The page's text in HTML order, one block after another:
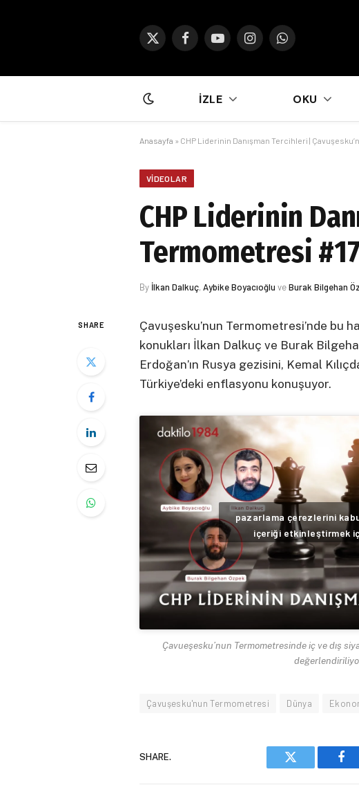
X
FacebookYouTubeInstagramWhatsApp
İZLE OKU
Anasayfa » CHP Liderinin Danışman Tercihleri |
VIDEOLAR
CHP Liderinin
Termometresi
By İlkan Dalkuç, Aybike Boyacıoğlu veBurak Bilgehan
SHARE
Çavuşesku’nun Termometresi’nde bu
konukları İlkan Dalkuç ve Burak
Erdoğan’ın Rusya gezisini, Kemal
Türkiye’deki enflasyonu konuşuyor.
pazarlama çerezlerini
içeriği etkinleştirmek
Çavueşesku’nun Termometresinde iç ve dış
Çavuşesku'nun Termometresi Dünya
SHARE.
Twitter